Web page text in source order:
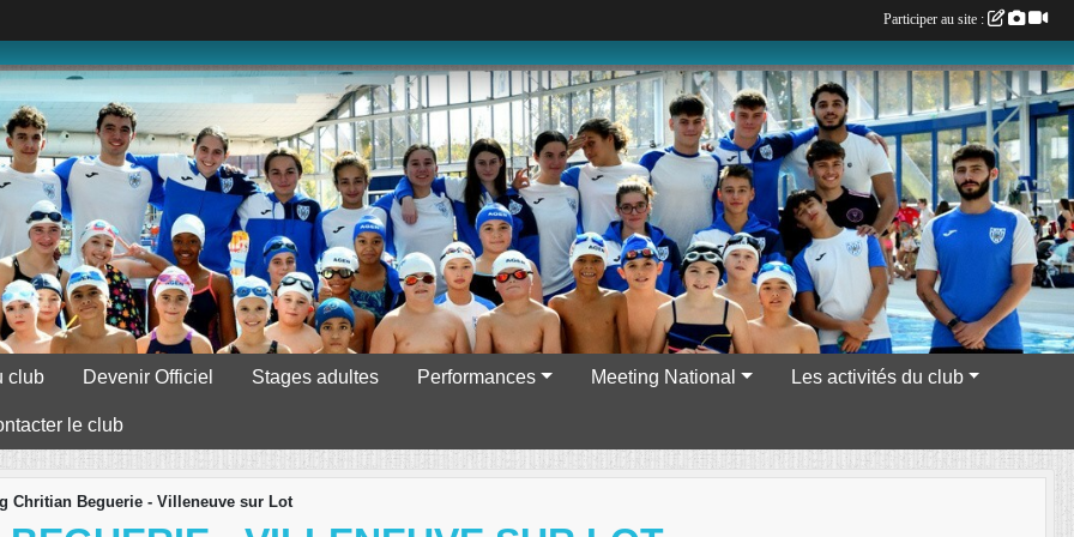
club Devenir Officiel Stages adultes Performances Meeting National Les activités du club
le club
Chritian Beguerie - Villeneuve sur Lot
Participer au site :